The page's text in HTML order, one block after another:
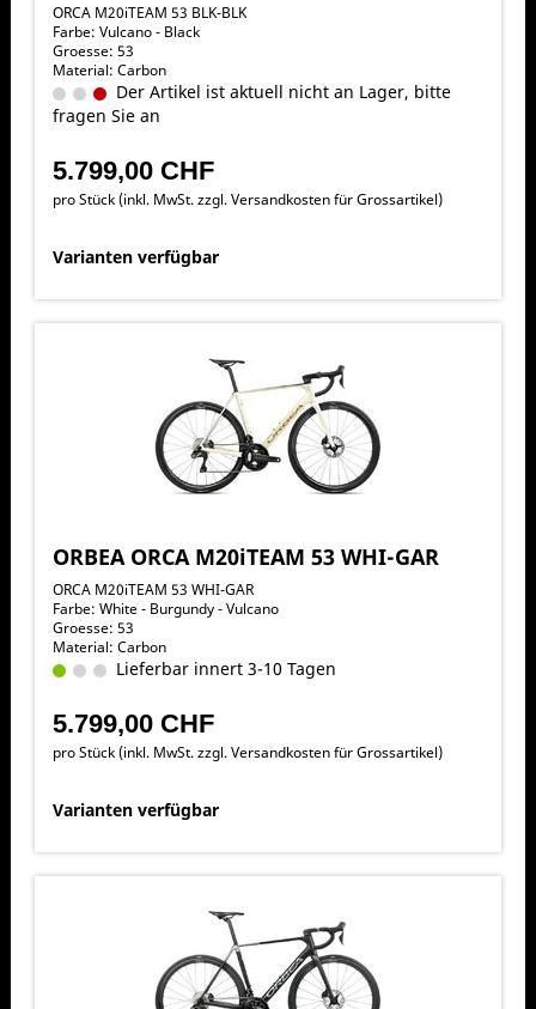
ORCA M20iTEAM 53 BLK-BLK
Farbe: Vulcano - Black
Groesse: 53
Material: Carbon
Der Artikel ist aktuell nicht an Lager, bitte
fragen Sie an
5.799,00 CHF
pro Stück (inkl. MwSt. zzgl.Versandkosten für Grossartikel)
Varianten verfügbar
ORBEA ORCA M20iTEAM 53 WHI-GAR
ORCA M20iTEAM 53 WHI-GAR
Farbe: White - Burgundy - Vulcano
Groesse: 53
Material: Carbon
Lieferbar innert 3-10 Tagen
5.799,00 CHF
pro Stück (inkl. MwSt. zzgl.Versandkosten für Grossartikel)
Varianten verfügbar